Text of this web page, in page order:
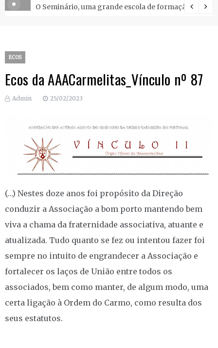
O Seminário, uma grande escola de formação.
ECOS
Ecos da AAACarmelitas_Vínculo nº 87
Admin 25/02/2023
(…) Nestes doze anos foi propósito da Direção
conduzir a Associação a bom porto mantendo bem
viva a chama da fraternidade associativa, atuante e
atualizada. Tudo quanto se fez ou intentou fazer foi
sempre no intuito de engrandecer a Associação e
fortalecer os laços de União entre todos os
associados, bem como manter, de algum modo, uma
certa ligação à Ordem do Carmo, como resulta dos
seus estatutos.